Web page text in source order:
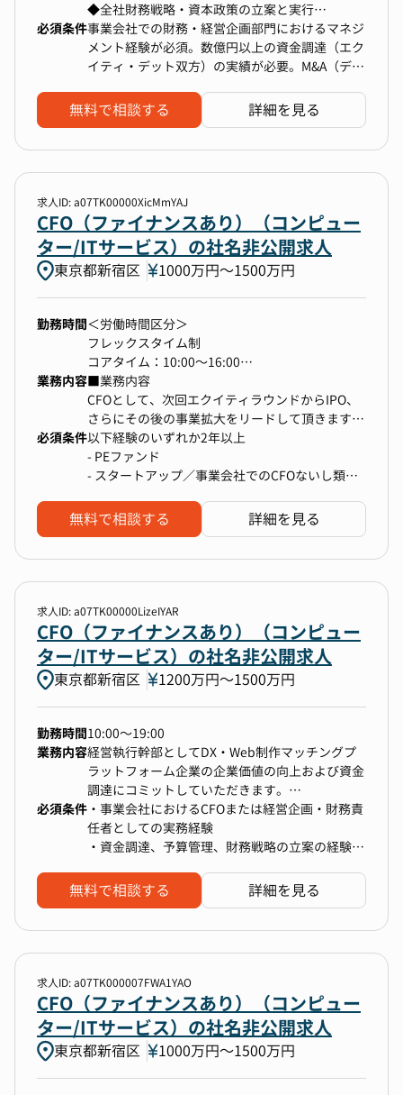
検索する
選択中の条件 すべてクリア
CFO（ファイナンスあり）
東京都新宿区
400万円以上〜上限なし
◆全社財務戦略・資本政策の立案と実行
・事業計画に基づく最適な資金調達戦略（デッ
ト/エクイティ）の策定と実行
・将来のIPOを見据えた資本政策、株主構成の
◆資金調達・金融機関/投資家対応
◆M&A・投資戦略の推進
・M&A戦略立案、ｿｰｼﾝｸﾞ、財務ﾃﾞｭｰﾃﾞﾘｼﾞｪﾝｽ
(DD)からPMIまでのプロセス統括
・新規事業への投資判断、リスク分析、リター
ン評価
◆経営管理体制の高度化とガバナンス構築
・経営陣に対する財務分析と戦略的提言
・グループ全体の予実管理、KPI管理体制の再
構築
・内部統制、財務ガバナンス体制の強化
◆財務組織の構築とマネジメント
・財務部門全体の戦略立案、メンバーの採用・
育成、組織力強化
CFOのミッション
￣￣￣￣￣￣￣￣￣￣￣￣￣￣￣￣
グループ全体の企業価値最大化に向け、財務・資
っていただきます。30期までに100事業の創出を
形成の最前線で担う、重要ポジションです。
弊社のCFOの魅力
￣￣￣￣￣￣￣￣￣￣￣￣￣￣￣￣
◆経営の中心での意思決定
グループ全体の経営戦略・投資判断に深く関与。
単なる管理担当ではなく、事業を創造する責任者
としてご活躍いただきます。
◆100事業構想の実現をリード
今後のM&A、新規事業投資、資本政策の策定な
戦をしていただきます。
CFOとして、財務戦略の立案から実行、そしてそ
れを支える組織の構築まで、すべてをゼロからデ
ザインできる裁量があります。
◆個人と組織の圧倒的成長体験
16事業から100事業へ。会社の姿が劇的に変わる
変革期の中核を担うことで、他では得られない圧
必須条件事業会社での財務・経営企画部門におけるマネジ
メント経験が必須。数億円以上の資金調達（エク
イティ・デット双方）の実績が必要。M&A（デュ
経験が求められる。経営陣として、代表や事業責
任者と対等に議論し、事業を推進した経験が必
無料で相談する 詳細を見る
求人ID: a07TK00000XicMmYAJ
CFO（ファイナンスあり）（コンピュー
ター/ITサービス）の社名非公開求人
東京都新宿区 1000万円〜1500万円
勤務時間＜労働時間区分＞
フレックスタイム制
コアタイム：10:00～16:00
フレキシブルタイム：8:00～11:00、16:00～
20:00
休憩時間：60分
時間外労働有無：有
＜標準的な勤務時間帯＞
業務内容■業務内容
CFOとして、次回エクイティラウンドからIPO、
さらにその後の事業拡大をリードして頂きます。
当社の状況は以下の通りです。
・エクイティ14億円＋デット8億円＝累計22億円
・主要VCはベンチャーキャピタル。
・IPO準備中
し、それを支えるファイナンスを実行する攻めの
CFOを求めています。
■ 社内の雰囲気
・給与情報以外のすべての情報が全社員に開示さ
れ、B/SやP/Lはもちろん、銀行残高も公開されて
・オープンでカジュアルな雰囲気で、部門ごとの
壁も少なく交流しています。
・業務上でも部門間の関わりが多いこともあり、
全員が自律駆動しながら、事業成長にむけて一体
となって動いています。
・「自分で考え自分で動く」という価値観を大切
にしており、出退勤／オフィス／有給など、とに
かく自由で大きな裁量が任されます。
必須条件以下経験のいずれか2年以上
- PEファンド
- スタートアップ／事業会社でのCFOないし類似
無料で相談する 詳細を見る
求人ID: a07TK00000LizeIYAR
CFO（ファイナンスあり）（コンピュー
ター/ITサービス）の社名非公開求人
東京都新宿区 1200万円〜1500万円
勤務時間10:00〜19:00
業務内容経営執行幹部としてDX・Web制作マッチングプ
ラットフォーム企業の企業価値の向上および資金
調達にコミットしていただきます。
===
・財務戦略の立案・実行
・中期的な経営目標を踏まえた資金調達計画・
・投資判断や資金運用の最適化
・新規投資家とのリレーション構築
・経営戦略への参画
・経営幹部として経営会議や意思決定プロセス
に参画
・組織戦略や事業戦略における財務面からのア
ドバイス・サポート
・経理・財務チームのマネジメント
必須条件 ・事業会社におけるCFOまたは経営企画・財務責
任者としての実務経験
・資金調達、予算管理、財務戦略の立案の経験
・金融機関との折衝や投資家対応の経験
無料で相談する 詳細を見る
求人ID: a07TK000007FWA1YAO
CFO（ファイナンスあり）（コンピュー
ター/ITサービス）の社名非公開求人
東京都新宿区 1000万円〜1500万円